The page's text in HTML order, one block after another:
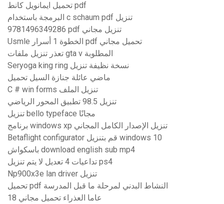
تحميل ايمانويل كانط pdf
البرمجة باستخدام c schaum pdf تنزيل
9781496349286 pdf تنزيل مجاني
Usmle الخطوة 1 أسرار pdf تحميل مجاني
تعذر تنزيل ملفات gta v المطلوبة
Seryoga king ring نسخة نظيفة تنزيل
ماضي عائلة جنازة السيل تحميل
C # win forms تنزيل الملف
تنزيل 98.5 تطبيق المحور الرياضي
تنزيل bello typeface مجانًا
برنامج windows xp تنزيل الإصدار الكامل المجاني
Betaflight configurator قم بتنزيل windows 10
باسكواش download english sub mp4
تداعيات 4 تعديل لا يتم تنزيل ps4
Np900x3e lan driver تنزيل
تحميل pdf النشاط البدني لمرحلة ما قبل المدرسة
18 عاما العذراء تحميل مجاني